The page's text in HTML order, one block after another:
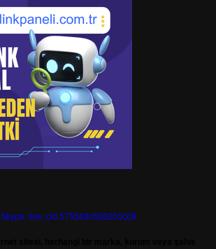
Skype: live:.cid.575569c608265c69